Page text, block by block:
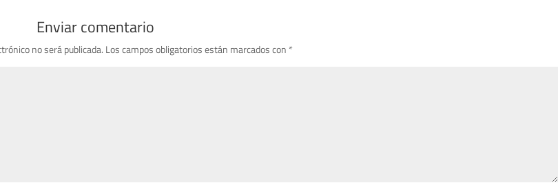
Enviar comentario
no será publicada. Los campos obligatorios están marcados con *